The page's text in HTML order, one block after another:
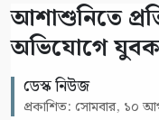
আশাশুনিতে
অভিযোগে যুবক
ডেস্ক নিউজ
প্রকাশিত: সোমবার, ১০